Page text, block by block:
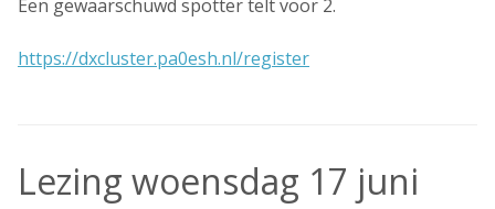
Een gewaarschuwd spotter telt voor 2.
https://dxcluster.pa0esh.nl/register
Lezing woensdag 17 juni